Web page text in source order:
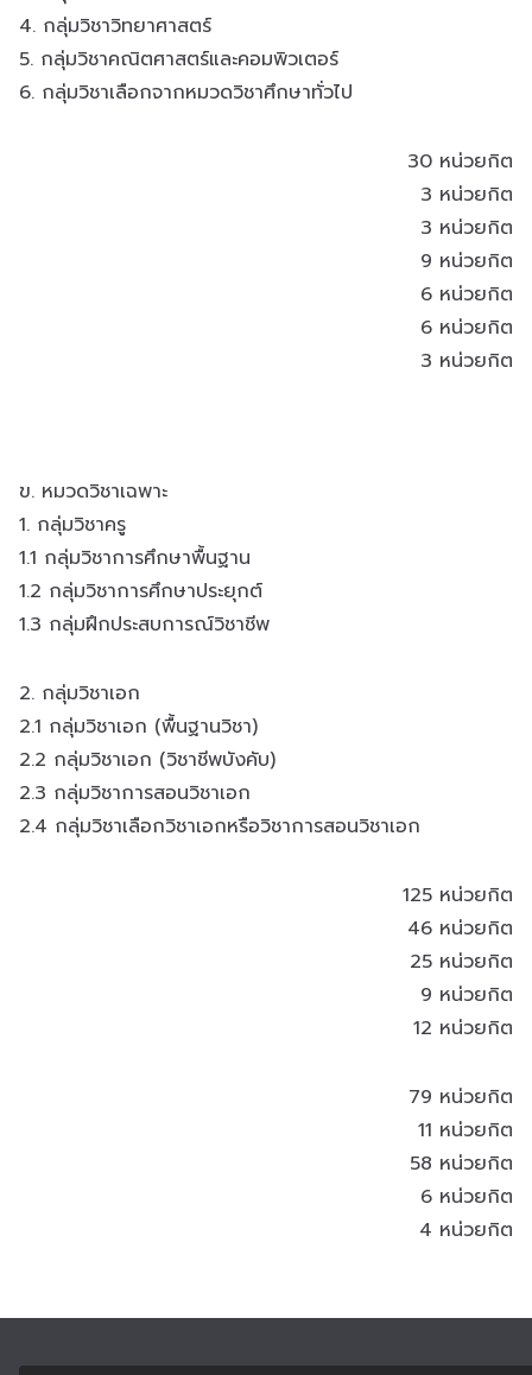
4. กลุ่มวิชาวิทยาศาสตร์
5. กลุ่มวิชาคณิตศาสตร์และคอมพิวเตอร์
6. กลุ่มวิชาเลือกจากหมวดวิชาศึกษาทั่วไป
30 หน่วยกิต
3 หน่วยกิต
3 หน่วยกิต
9 หน่วยกิต
6 หน่วยกิต
6 หน่วยกิต
3 หน่วยกิต
ข. หมวดวิชาเฉพาะ
1. กลุ่มวิชาครู
1.1 กลุ่มวิชาการศึกษาพื้นฐาน
1.2 กลุ่มวิชาการศึกษาประยุกต์
1.3 กลุ่มฝึกประสบการณ์วิชาชีพ
2. กลุ่มวิชาเอก
2.1 กลุ่มวิชาเอก (พื้นฐานวิชา)
2.2 กลุ่มวิชาเอก (วิชาชีพบังคับ)
2.3 กลุ่มวิชาการสอนวิชาเอก
2.4 กลุ่มวิชาเลือกวิชาเอกหรือวิชาการสอนวิชาเอก
125 หน่วยกิต
46 หน่วยกิต
25 หน่วยกิต
9 หน่วยกิต
12 หน่วยกิต
79 หน่วยกิต
11 หน่วยกิต
58 หน่วยกิต
6 หน่วยกิต
4 หน่วยกิต